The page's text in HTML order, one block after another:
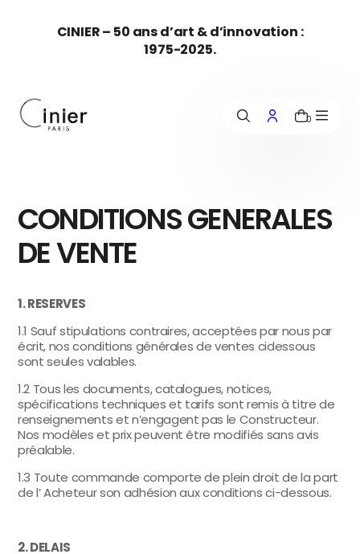
CINIER – 50 ans d’art & d’innovation :
1975-2025.
0
CONDITIONS GENERALES
DE VENTE
1. RESERVES
1.1 Sauf stipulations contraires, acceptées par nous par
écrit, nos conditions générales de ventes cidessous
sont seules valables.
1.2 Tous les documents, catalogues, notices,
spécifications techniques et tarifs sont remis à titre de
renseignements et n’engagent pas le Constructeur.
Nos modèles et prix peuvent être modifiés sans avis
préalable.
1.3 Toute commande comporte de plein droit de la part
de l’ Acheteur son adhésion aux conditions ci-dessous.
2. DELAIS